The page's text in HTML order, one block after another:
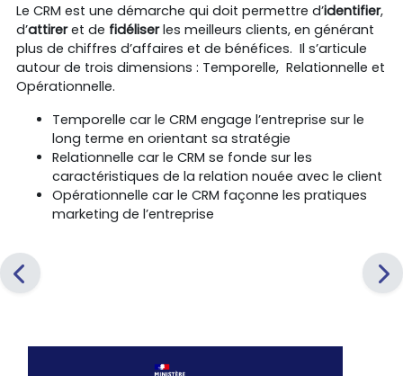
Le CRM est une démarche qui doit permettre d’identifier,
d’attireret de fidéliserles meilleurs clients, en générant
plus de chiffres d’affaires et de bénéfices. Il s’articule
autour de trois dimensions : Temporelle, Relationnelle et
Opérationnelle.
Temporelle car le CRM engage l’entreprise sur le
long terme en orientant sa stratégie
Relationnelle car le CRM se fonde sur les
caractéristiques de la relation nouée avec le client
Opérationnelle car le CRM façonne les pratiques
marketing de l’entreprise